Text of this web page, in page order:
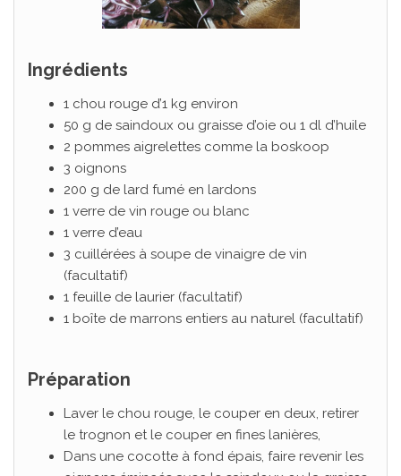
Ingrédients
1 chou rouge d’1 kg environ
50 g de saindoux ou graisse d’oie ou 1 dl d’huile
2 pommes aigrelettes comme la boskoop
3 oignons
200 g de lard fumé en lardons
1 verre de vin rouge ou blanc
1 verre d’eau
3 cuillérées à soupe de vinaigre de vin
(facultatif)
1 feuille de laurier (facultatif)
1 boîte de marrons entiers au naturel (facultatif)
Préparation
Laver le chou rouge, le couper en deux, retirer
le trognon et le couper en fines lanières,
Dans une cocotte à fond épais, faire revenir les